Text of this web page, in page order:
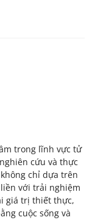
trong lĩnh vực tử
cứu và thực
chỉ dựa trên
với trải nghiệm
giá trị thiết thực,
cuộc sống và